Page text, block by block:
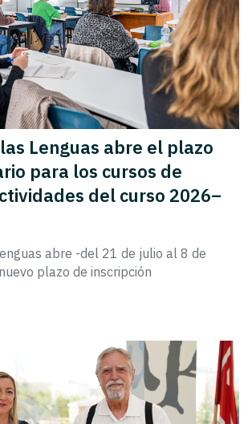
Lenguas abre el plazo
para los cursos de
del curso 2026–
abre -del 21 de julio al 8 de
plazo de inscripción